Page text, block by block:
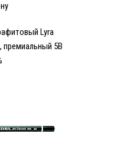
Lyra
премиальный 5В